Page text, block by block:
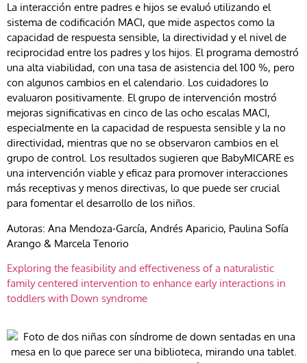
La interacción entre padres e hijos se evaluó utilizando el
sistema de codificación MACI, que mide aspectos como la
capacidad de respuesta sensible, la directividad y el nivel de
reciprocidad entre los padres y los hijos. El programa demostró
una alta viabilidad, con una tasa de asistencia del 100 %, pero
con algunos cambios en el calendario. Los cuidadores lo
evaluaron positivamente. El grupo de intervención mostró
mejoras significativas en cinco de las ocho escalas MACI,
especialmente en la capacidad de respuesta sensible y la no
directividad, mientras que no se observaron cambios en el
grupo de control. Los resultados sugieren que BabyMICARE es
una intervención viable y eficaz para promover interacciones
más receptivas y menos directivas, lo que puede ser crucial
para fomentar el desarrollo de los niños.
Autoras: Ana Mendoza-García, Andrés Aparicio, Paulina Sofía
Arango & Marcela Tenorio
Exploring the feasibility and effectiveness of a naturalistic
family centered intervention to enhance early interactions in
toddlers with Down syndrome